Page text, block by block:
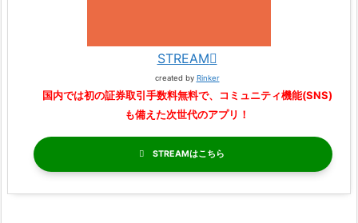
STREAM
created by Rinker
国内では初の証券取引手数料無料で、コミュニティ機能(SNS)
も備えた次世代のアプリ！
STREAM